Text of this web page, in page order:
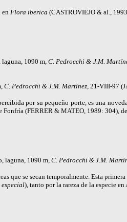
en Flora iberica (CASTROVIEJO& al.,
laguna, 1090 m,C. Pedrocchi & J.M.
C. Pedrocchi & J.M. Martínez,21-VIII-97
por su pequeño porte, es una
Fonfría (FERRER & MATEO, 1989: 304),
laguna, 1090 m,C. Pedrocchi & J.M.
que se secan temporalmente. Esta
especial), tanto por la rareza de la especie